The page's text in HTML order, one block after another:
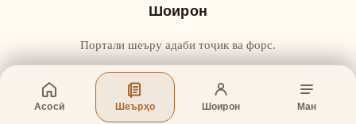
Асосӣ Шеърҳо Шоирон Ман
Шоирон
Портали шеъру адаби тоҷик ва форс.